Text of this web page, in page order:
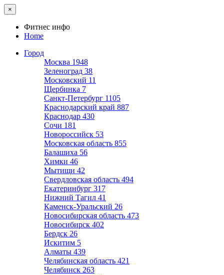
×
Фитнес инфо
Home
Город
Москва 1948
Зеленоград 38
Московский 11
Щербинка 7
Санкт-Петербург 1105
Краснодарский край 887
Краснодар 430
Сочи 181
Новороссийск 53
Московская область 855
Балашиха 56
Химки 46
Мытищи 42
Свердловская область 494
Екатеринбург 317
Нижний Тагил 41
Каменск-Уральский 26
Новосибирская область 473
Новосибирск 402
Бердск 26
Искитим 5
Алматы 439
Челябинская область 421
Челябинск 263